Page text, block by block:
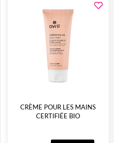
CRÈME POUR LES MAINS
CERTIFIÉE BIO